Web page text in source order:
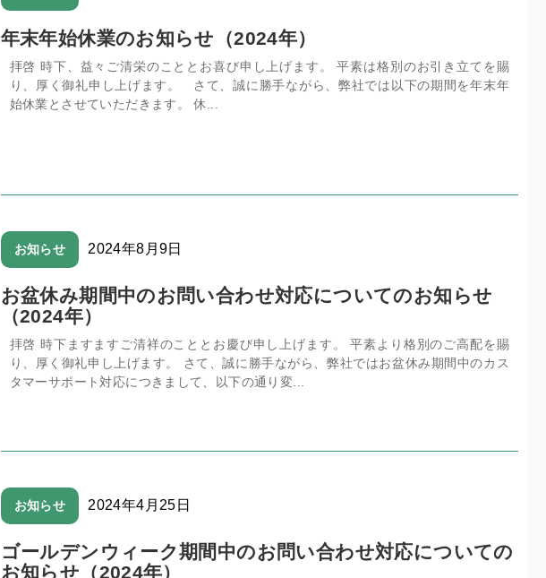
年末年始休業のお知らせ（2024年）
拝啓 時下、益々ご清栄のこととお喜び申し上げます。 平素は格別のお引き立てを賜
り、厚く御礼申し上げます。 さて、誠に勝手ながら、弊社では以下の期間を年末年
始休業とさせていただきます。 休...
お知らせ 2024年8月9日
お盆休み期間中のお問い合わせ対応についてのお知らせ
（2024年）
拝啓 時下ますますご清祥のこととお慶び申し上げます。 平素より格別のご高配を賜
り、厚く御礼申し上げます。 さて、誠に勝手ながら、弊社ではお盆休み期間中のカス
タマーサポート対応につきまして、以下の通り変...
お知らせ 2024年4月25日
ゴールデンウィーク期間中のお問い合わせ対応についての
お知らせ（2024年）